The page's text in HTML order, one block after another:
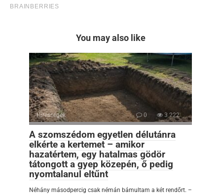
You may also like
Hírességek 0 3 222
A szomszédom egyetlen délutánra
elkérte a kertemet – amikor
hazatértem, egy hatalmas gödör
tátongott a gyep közepén, ő pedig
nyomtalanul eltűnt
Néhány másodpercig csak némán bámultam a két rendőrt. –